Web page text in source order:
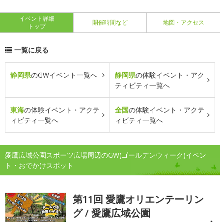
イベント詳細
トップ
開催時間など 地図・アクセス
一覧に戻る
静岡県のGWイベント一覧へ 静岡県の体験イベント・アク
ティビティ一覧へ
東海の体験イベント・アクテ
ィビティ一覧へ
全国の体験イベント・アクテ
ィビティ一覧へ
愛鷹広域公園スポーツ広場周辺のGW(ゴールデンウィーク)イベン
ト・おでかけスポット
第11回 愛鷹オリエンテーリン
グ / 愛鷹広域公園